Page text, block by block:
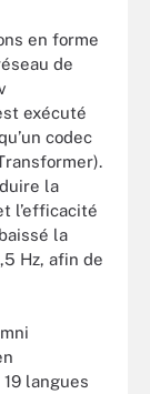
en forme
de
exécuté
codec
la
l’efficacité
la
Hz, afin de
langues